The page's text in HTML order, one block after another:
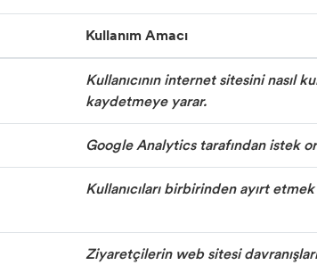
Kullanım Amacı
Kullanıcının internet sitesini nasıl
kaydetmeye yarar.
Google Analytics tarafından istek
Kullanıcıları birbirinden ayırt
Ziyaretçilerin web sitesi